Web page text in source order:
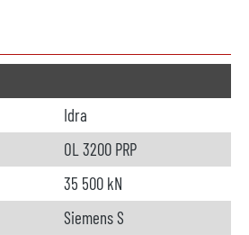
Idra
OL 3200 PRP
35 500 kN
Siemens S